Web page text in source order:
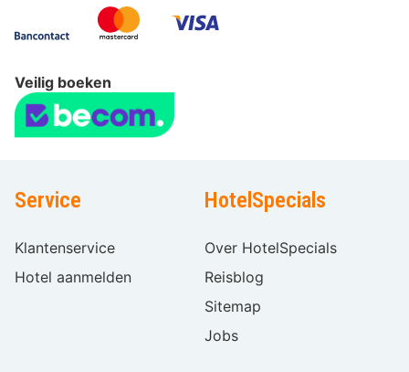
Veilig boeken
Service
Klantenservice
Hotel aanmelden
HotelSpecials
Over HotelSpecials
Reisblog
Sitemap
Jobs